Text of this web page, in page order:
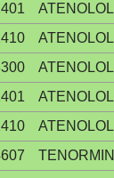
ATENOLOL
ATENOLOL
ATENOLOL
ATENOLOL
ATENOLOL
TENORMIN